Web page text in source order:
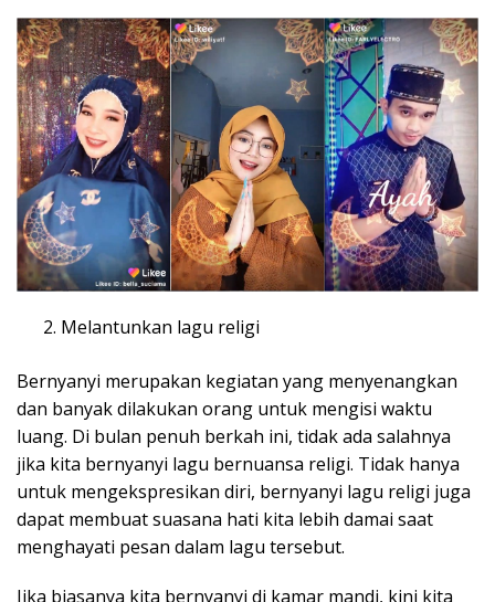
Melantunkan lagu religi
Bernyanyi merupakan kegiatan yang menyenangkan
dan banyak dilakukan orang untuk mengisi waktu
luang. Di bulan penuh berkah ini, tidak ada salahnya
jika kita bernyanyi lagu bernuansa religi. Tidak hanya
untuk mengekspresikan diri, bernyanyi lagu religi juga
dapat membuat suasana hati kita lebih damai saat
menghayati pesan dalam lagu tersebut.
Jika biasanya kita bernyanyi di kamar mandi, kini kita